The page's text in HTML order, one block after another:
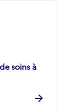
soins à